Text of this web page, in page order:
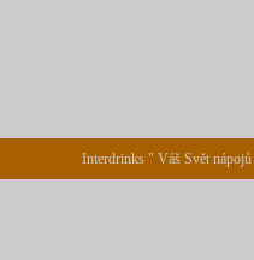
Interdrinks " Váš Svět